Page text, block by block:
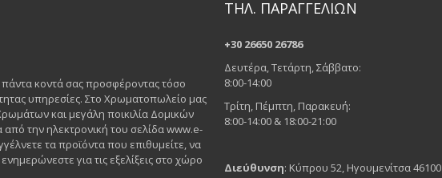
κοντά σας προσφέροντας τόσο
υπηρεσίες. Στο Χρωματοπωλείο μας
και μεγάλη ποικιλία Δομικών
την ηλεκτρονική του σελίδα www.e-
τα προϊόντα που επιθυμείτε, να
για τις εξελίξεις στο χώρο
ΤΗΛ. ΠΑΡΑΓΓΕΛΙΩΝ
+30 26650 26786
Δευτέρα, Τετάρτη, Σάββατο:
8:00-14:00
Τρίτη, Πέμπτη, Παρακευή:
8:00-14:00 & 18:00-21:00
Διεύθυνση: Κύπρου 52, Ηγουμενίτσα 46100